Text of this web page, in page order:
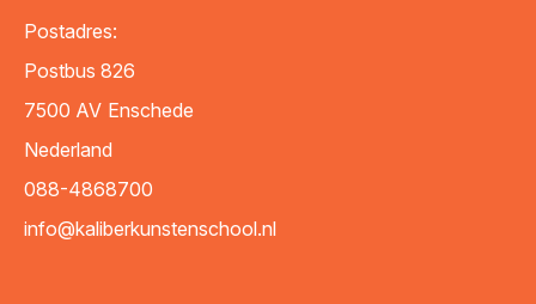
Postadres:
Postbus 826
7500 AV Enschede
Nederland
088-4868700
info@kaliberkunstenschool.nl